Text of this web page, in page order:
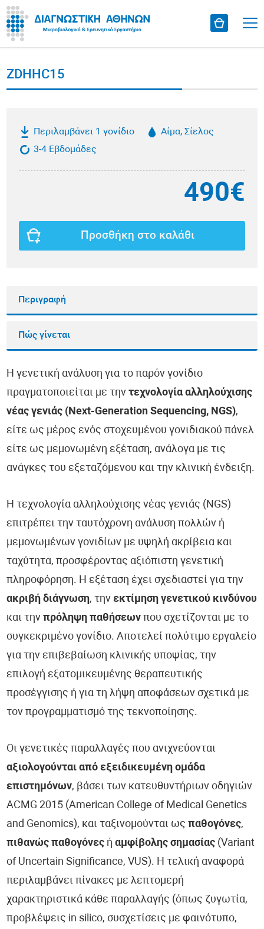
ZDHHC15
Περιλαμβάνει 1 γονίδιο
Αίμα, Σίελος
3-4 Εβδομάδες
490€
Προσθήκη στο καλάθι
Περιγραφή
Πώς γίνεται
Η γενετική ανάλυση για το παρόν γονίδιο
πραγματοποιείται με τηντεχνολογία αλληλούχισης
νέας γενιάς (Next-Generation Sequencing, NGS),
είτε ως μέρος ενός στοχευμένου γονιδιακού πάνελ
είτε ως μεμονωμένη εξέταση, ανάλογα με τις
ανάγκες του εξεταζόμενου και την κλινική ένδειξη.
Η τεχνολογία αλληλούχισης νέας γενιάς (NGS)
επιτρέπει την ταυτόχρονη ανάλυση πολλών ή
μεμονωμένων γονιδίων με υψηλή ακρίβεια και
ταχύτητα, προσφέροντας αξιόπιστη γενετική
πληροφόρηση. Η εξέταση έχει σχεδιαστεί για την
ακριβή διάγνωση, τηνεκτίμηση γενετικού κινδύνου
και τηνπρόληψη παθήσεων που σχετίζονται με το
συγκεκριμένο γονίδιο. Αποτελεί πολύτιμο εργαλείο
για την επιβεβαίωση κλινικής υποψίας, την
επιλογή εξατομικευμένης θεραπευτικής
προσέγγισης ή για τη λήψη αποφάσεων σχετικά με
τον προγραμματισμό της τεκνοποίησης.
Οι γενετικές παραλλαγές που ανιχνεύονται
αξιολογούνται από εξειδικευμένη ομάδα
επιστημόνων, βάσει των κατευθυντήριων οδηγιών
ACMG 2015 (American College of Medical Genetics
and Genomics), και ταξινομούνται ωςπαθογόνες,
πιθανώς παθογόνες ήαμφίβολης σημασίας (Variant
of Uncertain Significance, VUS). Η τελική αναφορά
περιλαμβάνει πίνακες με λεπτομερή
χαρακτηριστικά κάθε παραλλαγής (όπως ζυγωτία,
προβλέψεις in silico, συσχετίσεις με φαινότυπο,